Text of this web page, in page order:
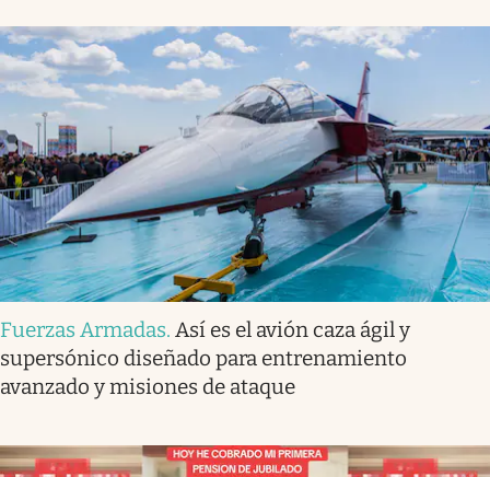
Fuerzas Armadas. Así es el avión caza ágil y
supersónico diseñado para entrenamiento
avanzado y misiones de ataque